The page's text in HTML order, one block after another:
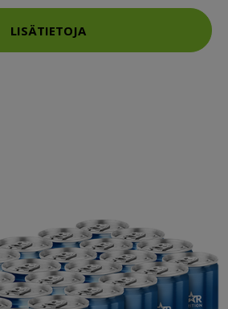
LISÄTIETOJA